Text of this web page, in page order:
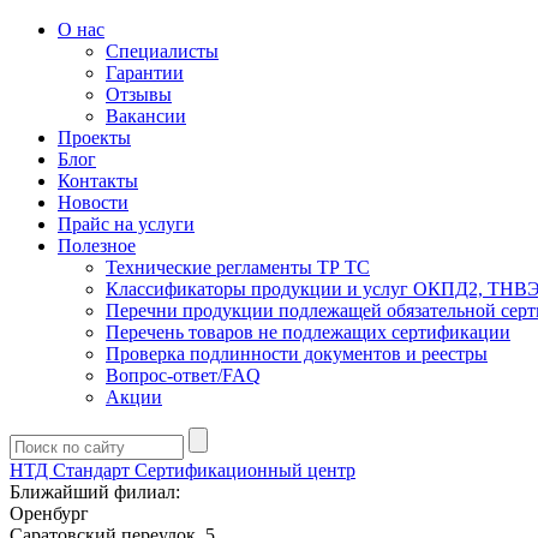
О нас
Специалисты
Гарантии
Отзывы
Вакансии
Проекты
Блог
Контакты
Новости
Прайс на услуги
Полезное
Технические регламенты ТР ТС
Классификаторы продукции и услуг ОКПД2,
Перечни продукции подлежащей обязательной
Перечень товаров не подлежащих сертификации
Проверка подлинности документов и реестры
Вопрос-ответ/FAQ
Акции
НТД Стандарт Сертификационный центр
Ближайший филиал:
Оренбург